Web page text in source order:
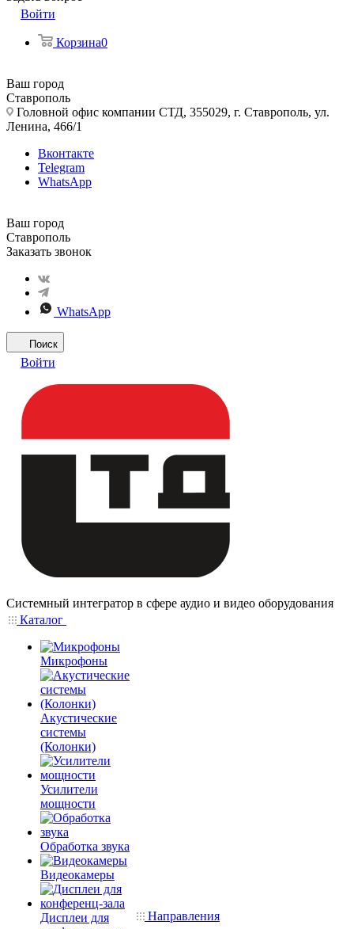
Войти
Корзина0
Ваш город
Ставрополь
Головной офис компании СТД, 355029, г. Ставрополь, ул.
Ленина, 466/1
Вконтакте
Telegram
WhatsApp
Ваш город
Ставрополь
Заказать звонок
WhatsApp
Поиск
Войти
Системный интегратор в сфере аудио и видео оборудования
Каталог
Микрофоны
Акустические
системы
(Колонки)
Усилители
мощности
Обработка звука
Видеокамеры
Дисплеи для
Направления